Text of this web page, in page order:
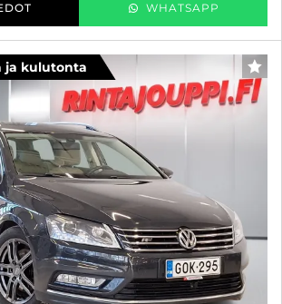
WHATSAPP
ja kulutonta